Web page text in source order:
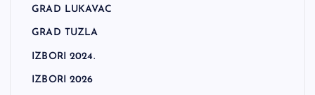
GRAD LUKAVAC
GRAD TUZLA
IZBORI 2024.
IZBORI 2026